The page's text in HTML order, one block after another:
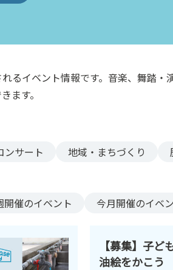
るイベント情報です。音楽、舞踏
ます。
ンサート 地域・まちづくり
開催のイベント 今月開催のイベ
【募集】子
油絵をかこう